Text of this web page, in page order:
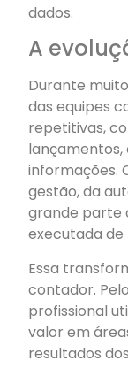
dados.
A
Durante
das equipes
repetitivas,
informações.
gestão, da
grande parte
executada
Essa
contador.
profissional
valor em
resultados